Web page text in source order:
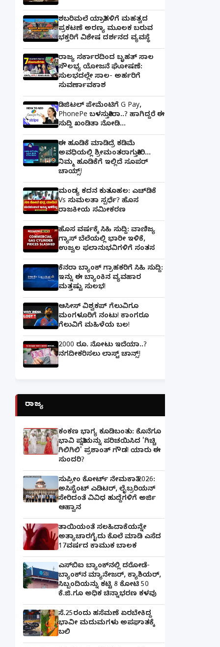
ಶಬರಿಮಲೆ ಯಾತ್ರಿಗಳಿಗೆ ಮಹತ್ವದ
ಪ್ರಕಟಣೆ ಅರಣ್ಯ ಮೂಲಕ ಬರುವ
ಭಕ್ತರಿಗೆ ವಿಶೇಷ ದರ್ಶನದ ವ್ಯವಸ್ಥೆ
ರಾಜ್ಯ ಸರ್ಕಾರದಿಂದ ಬೃಹತ್ ಸಾಲ
ಸೌಲಭ್ಯ ಯೋಜನೆ ಘೋಷಣೆ:
ಸುಲಭದಲ್ಲೇ ಸಾಲ- ಅರ್ಹರಿಗೆ
ಸುವರ್ಣಾವಕಾಶ
ಡಿಜಿಟಲ್ ಪೇಮೆಂಟಿಗೆ G Pay,
PhonePe ಬಳಸುತ್ತೀರಾ..? ಹಾಗಿದ್ದರೆ ಈ
ಸುದ್ದಿ ಖಂಡಿತಾ ನೋಡಿ...
ಈ ಹೂಡಿಕೆ ಮಾಡಿದ್ರೆ ಕಡಿಮೆ
ಅವಧಿಯಲ್ಲಿ ಶ್ರೀಮಂತರಾಗುತ್ತೀರಿ...
ನಿಮ್ಮ ಹೂಡಿಕೆಗೆ ಇಲ್ಲಿದೆ ಸೂಪರ್
ಚಾಯ್ಸ್‌!
ಮಂಡ್ಯ ಕದನ ಕುತೂಹಲ: ಎಚ್‌ಡಿಕೆ
Vs ಸುಮಲತಾ ಸ್ಪರ್ಧೆ? ಹೊಸ
ರಾಜಕೀಯ ಸಮೀಕರಣ
ಹೊಸ ವರ್ಷಕ್ಕೆ ಸಿಹಿ ಸುದ್ದಿ: ವಾಣಿಜ್ಯ
ಗ್ಯಾಸ್‌ ಬೆಲೆಯಲ್ಲಿ ಭಾರೀ ಇಳಿಕೆ,
ಉಜ್ವಲ ಫಲಾನುಭವಿಗಳಿಗೆ ಸಂತಸ
ಕೆನರಾ ಬ್ಯಾಂಕ್‌ ಗ್ರಾಹಕರಿಗೆ ಸಿಹಿ ಸುದ್ದಿ:
ಇನ್ನು ಈ ಬ್ಯಾಂಕಿನ ವ್ಯವಹಾರ
ಮತ್ತಷ್ಟು ಸುಲಭ!
ಆಸೀಸ್ ವಿಶ್ವಕಪ್ ಗೆಲುವಿಗೂ
ಮಂಗಳೂರಿಗೆ ನಂಟು! ಕಾಂಗರೂ
ಗೆಲುವಿಗೆ ಮಹಿಳೆಯ ಬಲ!
2000 ರೂ. ನೋಟು ಇದೆಯಾ..?
ನಗದೀಕರಿಸಲು ಲಾಸ್ಟ್‌ ಚಾನ್ಸ್‌!
ರಾಜ್ಯ
ಕಂಕಣ ಭಾಗ್ಯ ಕೂಡಿಬಂತು: ಕೊನೆಗೂ
ಭಾವಿ ಪತ್ನಿಯನ್ನು ಪರಿಚಯಿಸಿದ 'ಗಿಚ್ಚಿ
ಗಿಲಿಗಿಲಿ' ಪ್ರಶಾಂತ್ ಗೌಡ! ಯಾರು ಈ
ಸುಂದರಿ?
ಸುಪ್ರೀಂ ಕೋರ್ಟ್ ನೇಮಕಾತಿ 2026:
ಅಸಿಸ್ಟೆಂಟ್ ಎಡಿಟರ್, ಲೈಬ್ರರಿಯನ್
ಸೇರಿದಂತೆ ವಿವಿಧ ಹುದ್ದೆಗಳಿಗೆ ಅರ್ಜಿ
ಆಹ್ವಾನ
ತಾಯಿಯಂತೆ ಸಲಹಿದಾಕೆಯನ್ನೇ
ಅತ್ಯಾಚಾರಗೈದು ಕೊಲೆ ಮಾಡಿ ಎಸೆದ
17ವರ್ಷದ ಕಾಮುಕ ಬಾಲಕ
ಎಸ್‌ಬಿಐ ಬ್ಯಾಂಕ್‌ನಲ್ಲಿ‌ ದರೋಡೆ-
ಬ್ಯಾಂಕ್​ನ ಮ್ಯಾನೇಜರ್‌, ಕ್ಯಾಶಿಯರ್‌,
ಸಿಬ್ಬಂದಿಯನ್ನು ಕಟ್ಟಿ 8 ಕೋಟಿ 50
ಕೆ.ಜಿ.ಗೂ ಅಧಿಕ ಚಿನ್ನಾಭರಣ ಕಳವು
ಸೆ.25ರಂದು ಹಸೆಮಣೆ ಏರಬೇಕಿದ್ದ
ಭಾವೀ ಮದುಮಗಳು ಅಪಘಾತಕ್ಕೆ
ಬಲಿ